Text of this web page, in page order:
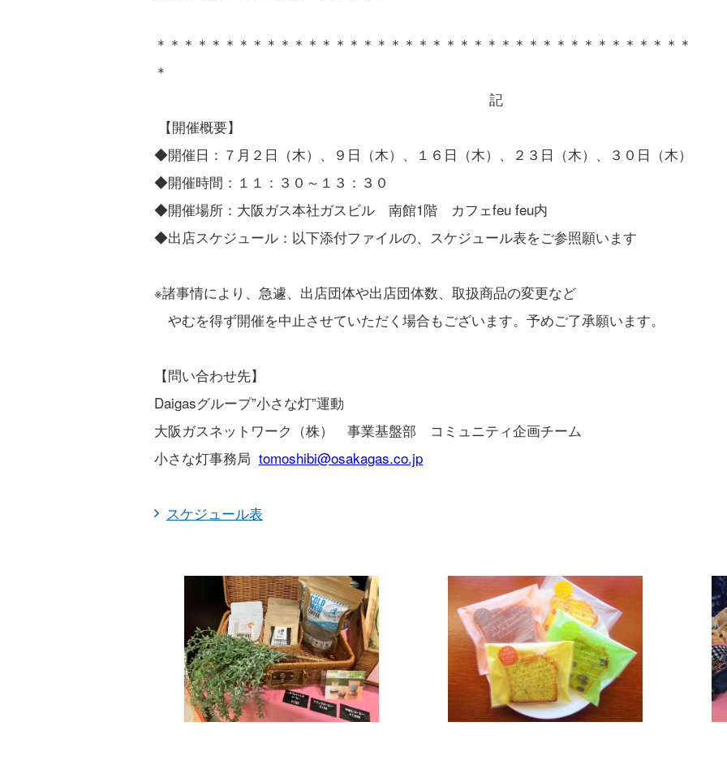
＊＊＊＊＊＊＊＊＊＊＊＊＊＊＊＊＊＊＊＊＊＊＊＊＊＊＊＊＊＊＊＊＊＊＊＊＊＊＊
＊
記
【開催概要】
◆開催日：７月２日（木）、９日（木）、１６日（木）、２３日（木）、３０日（木）
◆開催時間：１１：３０～１３：３０
◆開催場所：大阪ガス本社ガスビル 南館1階 カフェfeu feu内
◆出店スケジュール：以下添付ファイルの、スケジュール表をご参照願います
※諸事情により、急遽、出店団体や出店団体数、取扱商品の変更など
やむを得ず開催を中止させていただく場合もございます。予めご了承願います。
【問い合わせ先】
Daigasグループ”小さな灯”運動
大阪ガスネットワーク（株） 事業基盤部 コミュニティ企画チーム
小さな灯事務局 tomoshibi@osakagas.co.jp
スケジュール表